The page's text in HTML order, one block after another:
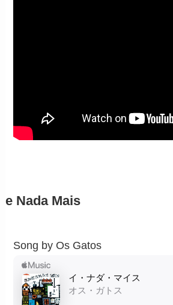
e Nada Mais
Song by Os Gatos